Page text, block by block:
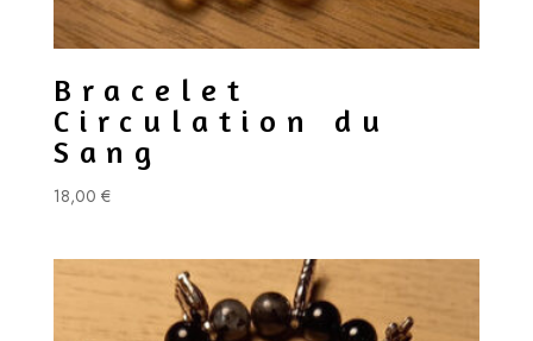
Bracelet
Circulation du
Sang
18,00 €